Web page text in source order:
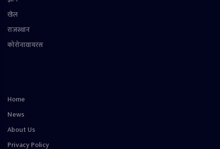
खेल
राजस्थान
कोरोनावायरस
Home
News
About Us
Privacy Policy